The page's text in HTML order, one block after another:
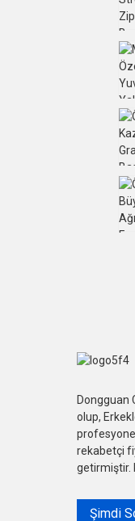
Dongguan
olup,
rekabetçi
getirmiştir.
Şimdi